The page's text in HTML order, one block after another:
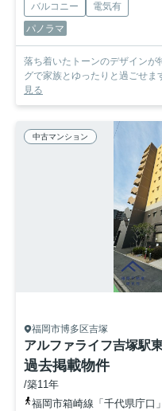
バルコニー
電気有
パノラマ
落ち着いたトーンのデザインが
グで家族とゆったりと過ごせ
見る
中古マンション
福岡市博多区吉塚
アルファライフ吉塚駅
過去掲載物件
/築11年
福岡市箱崎線「千代県庁口